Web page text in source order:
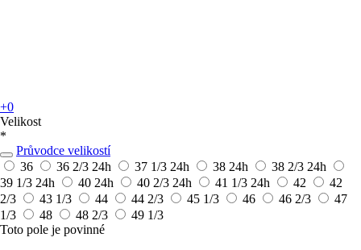
+0
Velikost
*
Průvodce velikostí
36
36 2/3 24h 37 1/3 24h 38 24h 38 2/3 24h
39 1/3 24h 40 24h 40 2/3 24h 41 1/3 24h 42
42
2/3
43 1/3 44 44 2/3 45 1/3 46 46 2/3
47
1/3
48 48 2/3
49 1/3
Toto pole je povinné